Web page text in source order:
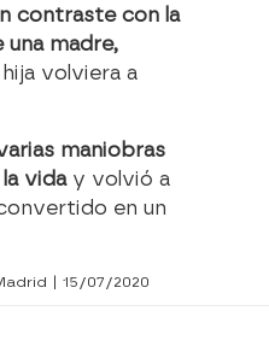
contraste con la
madre,
volviera a
maniobras
vida y volvió a
en un
| 15/07/2020